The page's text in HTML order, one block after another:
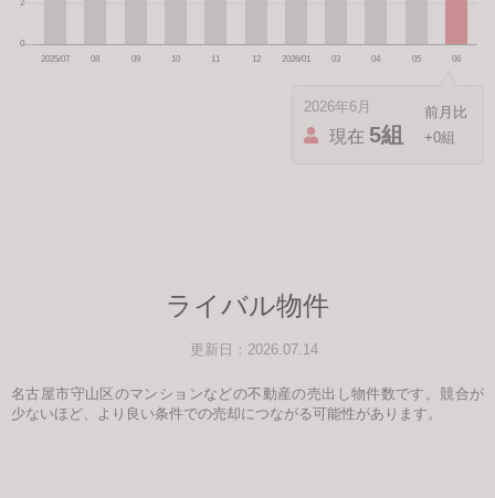
2026年6月
現在 5組 +0組
ライバル物件
更新日：2026.07.14
名古屋市守山区のマンションなどの不動産の売出し物件数です。競合が
少ないほど、より良い条件での売却につながる可能性があります。